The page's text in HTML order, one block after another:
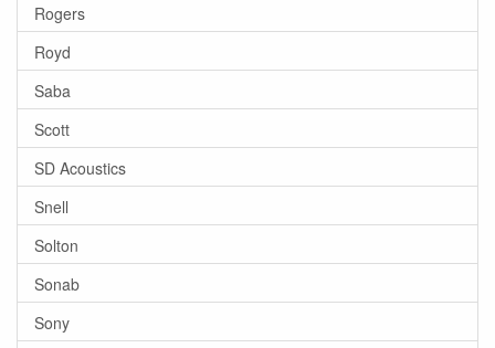
Rogers
Royd
Saba
Scott
SD Acoustics
Snell
Solton
Sonab
Sony